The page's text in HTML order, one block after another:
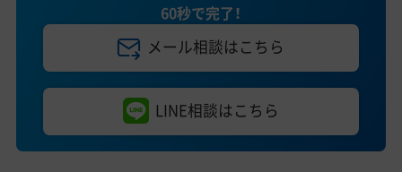
60秒で完了！
メール相談はこちら
LINE相談はこちら